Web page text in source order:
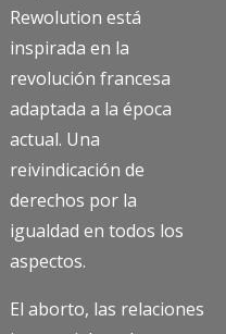
Rewolution está
inspirada en la
revolución francesa
adaptada a la época
actual. Una
reivindicación de
derechos por la
igualdad en todos los
aspectos.
El aborto, las relaciones